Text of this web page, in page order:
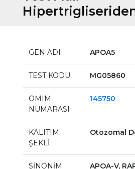
GEN ADI APOA5
TEST KODU MG05860
OMIM
NUMARASI
145750
KALITIM
ŞEKLİ
Otozomal
SİNONİM APOA-V,